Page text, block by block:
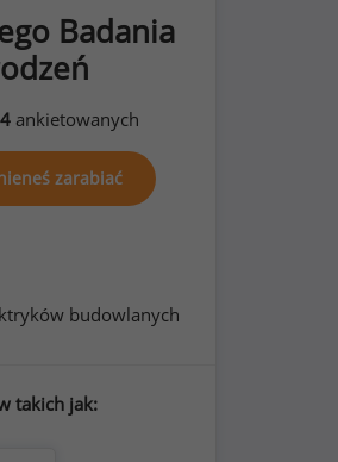
Badania
ankietowanych
zarabiać
budowlanych
takich jak: